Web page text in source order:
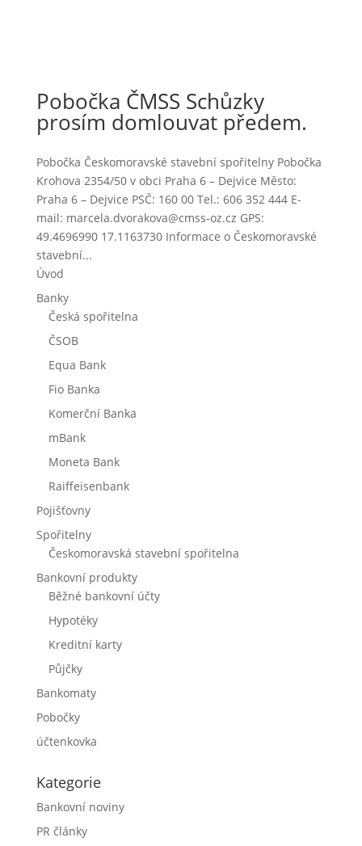
Pobočka ČMSS Schůzky
prosím domlouvat předem.
Pobočka Českomoravské stavební spořitelny Pobočka
Krohova 2354/50 v obci Praha 6 – Dejvice Město:
Praha 6 – Dejvice PSČ: 160 00 Tel.: 606 352 444 E-
mail: marcela.dvorakova@cmss-oz.cz GPS:
49.4696990 17.1163730 Informace o Českomoravské
stavební...
Úvod
Banky
Česká spořitelna
ČSOB
Equa Bank
Fio Banka
Komerční Banka
mBank
Moneta Bank
Raiffeisenbank
Pojišťovny
Spořitelny
Českomoravská stavební spořitelna
Bankovní produkty
Běžné bankovní účty
Hypotéky
Kreditní karty
Půjčky
Bankomaty
Pobočky
účtenkovka
Kategorie
Bankovní noviny
PR články